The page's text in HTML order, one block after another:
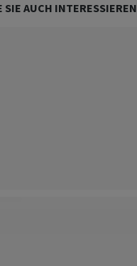
SIE AUCH INTERESSIEREN